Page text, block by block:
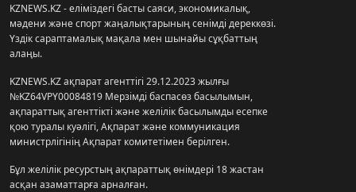
KZNEWS.KZ - еліміздегі басты саяси, экономикалық,
мәдени және спорт жаңалықтарының сенімді дереккөзі.
Үздік сараптамалық мақала мен шынайы сұқбаттың
алаңы.
KZNEWS.KZ ақпарат агенттігі 29.12.2023 жылғы
№KZ64VPY00084819 Мерзімді баспасөз басылымын,
ақпараттық агенттікті және желілік басылымды есепке
қою туралы куәлігі, Ақпарат және коммуникация
министрлігінің Ақпарат комитетімен берілген.
Бұл желілік ресурстың ақпараттық өнімдері 18 жастан
асқан азаматтарға арналған.